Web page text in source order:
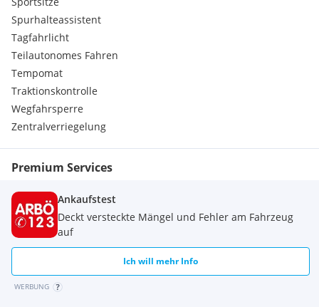
Spurhalteassistent
Tagfahrlicht
Teilautonomes Fahren
Tempomat
Traktionskontrolle
Wegfahrsperre
Zentralverriegelung
Premium Services
Ankaufstest
Deckt versteckte Mängel und Fehler am Fahrzeug
auf
Ich will mehr Info
WERBUNG